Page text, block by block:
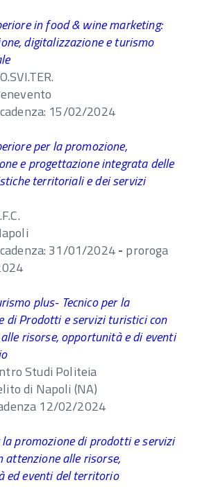
in food & wine marketing:
digitalizzazione e turismo
15/02/2024
per la promozione,
e progettazione integrata delle
territoriali e dei servizi
31/01/2024- proroga
plus- Tecnico per la
di Prodotti e servizi turistici con
risorse, opportunità e di eventi
Studi Politeia
di Napoli (NA)
12/02/2024
la promozione di prodotti e servizi
attenzione alle risorse,
ed eventi del territorio